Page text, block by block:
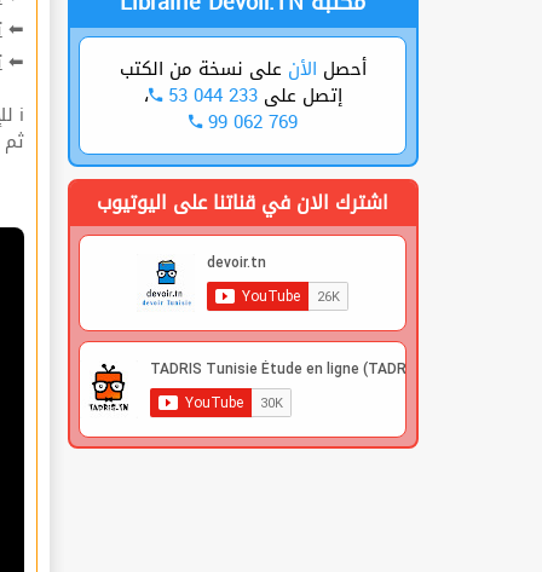
⬅
⬅
ℹ للإشتراك قوم بعملية التسجيل🔐 في الموقع |
أحصل الأن على نسخة من الكتب
إتصل على53 044 233 ،
99 062 769
اشترك الان في قناتنا على اليوتيوب